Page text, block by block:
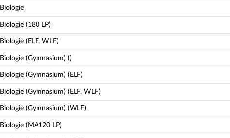
Biologie
Biologie (180 LP)
Biologie (ELF, WLF)
Biologie (Gymnasium) ()
Biologie (Gymnasium) (ELF)
Biologie (Gymnasium) (ELF, WLF)
Biologie (Gymnasium) (WLF)
Biologie (MA120 LP)